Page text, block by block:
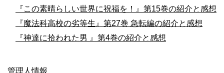
『この素晴らしい世界に祝福を！』第15巻の紹介と感想
『魔法科高校の劣等生』第27巻 急転編の紹介と感想
『神達に拾われた男 』第4巻の紹介と感想
管理人情報